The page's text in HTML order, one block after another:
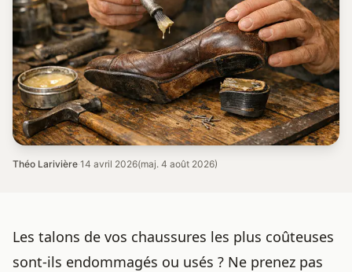
Théo Larivière·14 avril 2026(maj. 4 août 2026)
Les talons de vos chaussures les plus coûteuses
sont-ils endommagés ou usés ? Ne prenez pas